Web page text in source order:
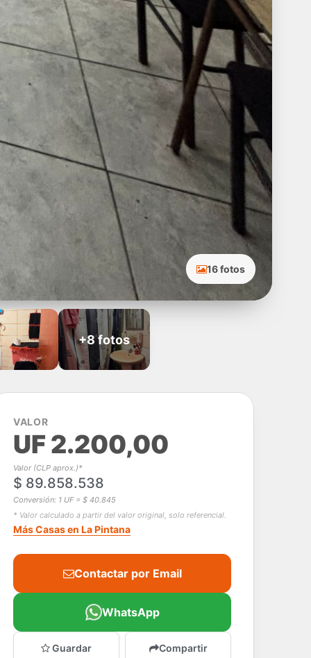
16 fotos
+8 fotos
VALOR
UF 2.200,00
Valor (CLP aprox.)*
$ 89.858.538
Conversión: 1 UF = $ 40.845
* Valor calculado a partir del valor original, solo referencial.
Más Casas en La Pintana
Contactar por Email
WhatsApp
Guardar Compartir